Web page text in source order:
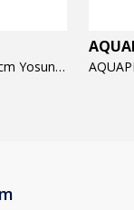
AQUAPRO Algae Brush Hard 15cm Yosun Temizlik Fırçası